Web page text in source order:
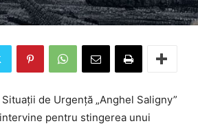
de Urgență „Anghel Saligny”
pentru stingerea unui